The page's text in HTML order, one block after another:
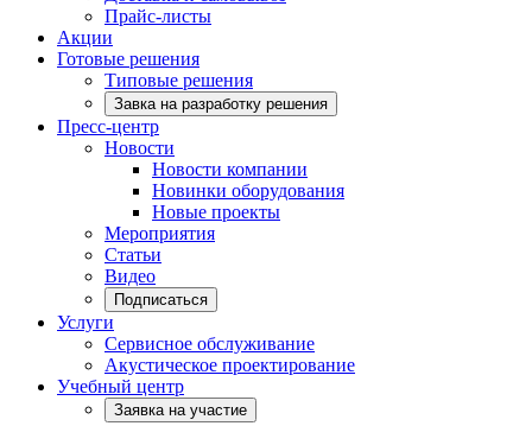
Прайс-листы
Акции
Готовые решения
Типовые решения
Завка на разработку решения
Пресс-центр
Новости
Новости компании
Новинки оборудования
Новые проекты
Мероприятия
Статьи
Видео
Подписаться
Услуги
Сервисное обслуживание
Акустическое проектирование
Учебный центр
Заявка на участие